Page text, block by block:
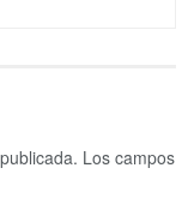
Los campos